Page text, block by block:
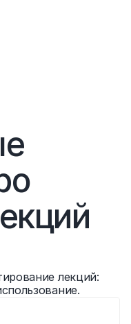
лекций: